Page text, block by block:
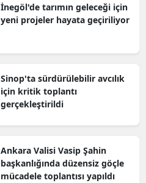
İnegöl'de tarımın geleceği için
yeni projeler hayata geçiriliyor
Sinop'ta sürdürülebilir avcılık
için kritik toplantı
gerçekleştirildi
Ankara Valisi Vasip Şahin
başkanlığında düzensiz göçle
mücadele toplantısı yapıldı